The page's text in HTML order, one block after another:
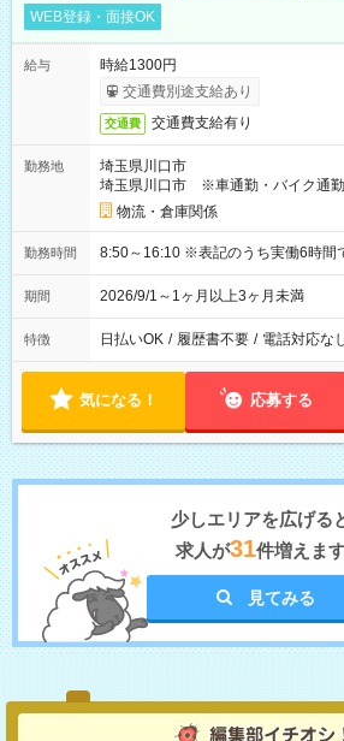
WEB登録・面接OK
給与
時給1300円
交通費別途支給あり
交通費 交通費支給有り
勤務地
埼玉県川口市
埼玉県川口市 ※車通勤・バイク通
物流・倉庫関係
勤務時間 8:50～16:10 ※表記のうち実働6時
期間 2026/9/1～1ヶ月以上3ヶ月未満
特徴 日払いOK / 履歴書不要 / 電話対応な
気になる！ 応募する
少しエリアを広げる
求人が31件増えます
見てみる